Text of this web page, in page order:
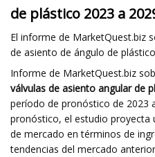
de plástico 2023 a
El informe de MarketQuest.biz
de asiento de ángulo de
Informe de MarketQuest.biz
válvulas de asiento angular de
período de pronóstico de 2023
pronóstico, el estudio proyecta
de mercado en términos de
tendencias del mercado